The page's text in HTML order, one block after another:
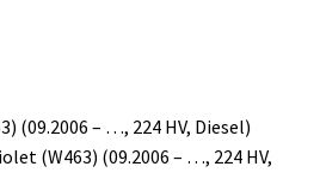
(09.2006 – …, 224 HV, Diesel)
(W463) (09.2006 – …, 224 HV,